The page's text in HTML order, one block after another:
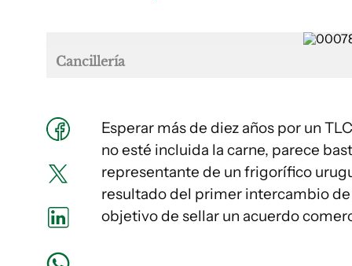
Cancillería
Esperar más de diez años por un
no esté incluida la carne, parece
representante de un frigorífico
resultado del primer intercambio de
objetivo de sellar un acuerdo